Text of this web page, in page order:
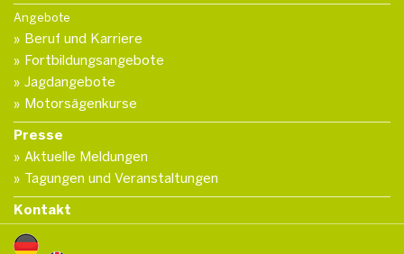
Angebote
Beruf und Karriere
Fortbildungsangebote
Jagdangebote
Motorsägenkurse
Presse
Aktuelle Meldungen
Tagungen und Veranstaltungen
Kontakt